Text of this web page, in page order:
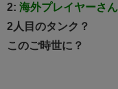
2: 海外プレイヤーさん
2人目のタンク？
このご時世に？